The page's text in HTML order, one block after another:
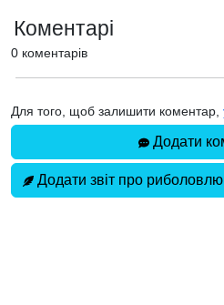
Коментарі
0 коментарів
Для того, щоб залишити коментар,
Додати
Додати звіт про